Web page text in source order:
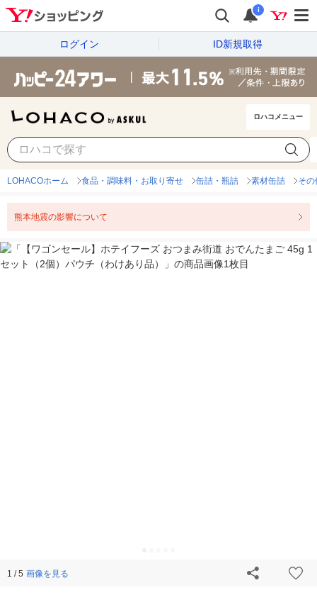
i
ログイン ID新規取得
ロハコメニュー
LOHACOホーム 食品・調味料・お取り寄せ 缶詰・瓶詰 素材缶詰 そ
熊本地震の影響について
1 / 5 画像を見る